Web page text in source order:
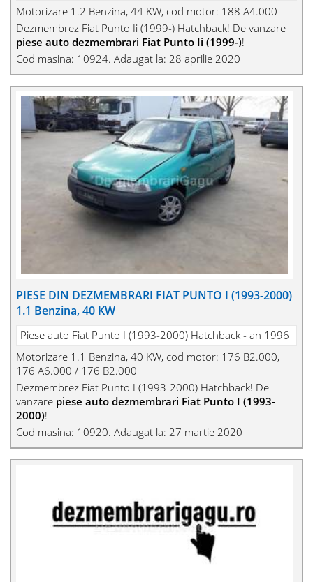
Motorizare 1.2 Benzina, 44 KW, cod motor: 188 A4.000
Dezmembrez Fiat Punto Ii (1999-) Hatchback! De vanzare
piese auto dezmembrari Fiat Punto Ii (1999-)!
Cod masina: 10924. Adaugat la: 28 aprilie 2020
PIESE DIN DEZMEMBRARI FIAT PUNTO I (1993-2000)
1.1 Benzina, 40 KW
Piese auto Fiat Punto I (1993-2000) Hatchback - an 1996
Motorizare 1.1 Benzina, 40 KW, cod motor: 176 B2.000,
176 A6.000 / 176 B2.000
Dezmembrez Fiat Punto I (1993-2000) Hatchback! De
vanzare piese auto dezmembrari Fiat Punto I (1993-
2000)!
Cod masina: 10920. Adaugat la: 27 martie 2020